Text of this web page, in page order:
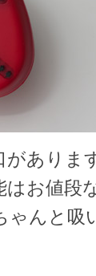
ありま
お値段
んと吸